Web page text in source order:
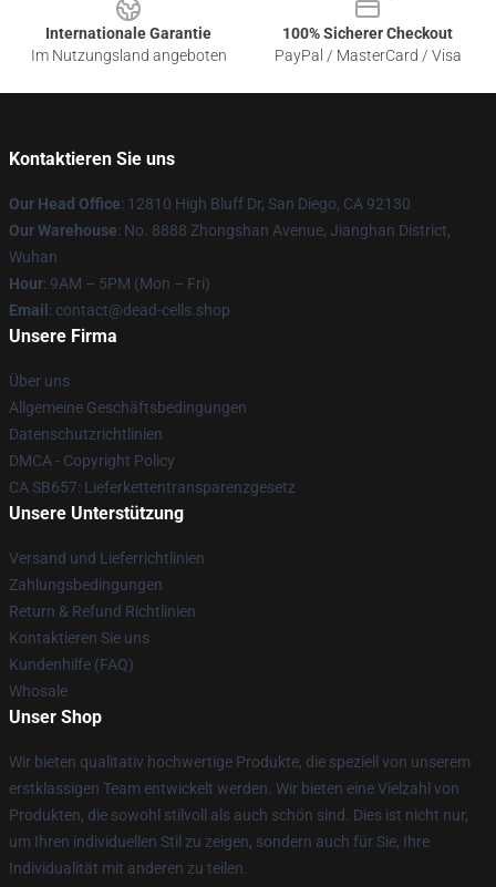
Internationale Garantie
Im Nutzungsland angeboten
100% Sicherer Checkout
PayPal / MasterCard / Visa
Kontaktieren Sie uns
Our Head Office: 12810 High Bluff Dr, San Diego, CA 92130
Our Warehouse: No. 8888 Zhongshan Avenue, Jianghan District,
Wuhan
Hour: 9AM – 5PM (Mon – Fri)
Email : contact@dead-cells.shop
Unsere Firma
Über uns
Allgemeine Geschäftsbedingungen
Datenschutzrichtlinien
DMCA - Copyright Policy
CA SB657: Lieferkettentransparenzgesetz
Unsere Unterstützung
Versand und Lieferrichtlinien
Zahlungsbedingungen
Return & Refund Richtlinien
Kontaktieren Sie uns
Kundenhilfe (FAQ)
Whosale
Unser Shop
Wir bieten qualitativ hochwertige Produkte, die speziell von unserem
erstklassigen Team entwickelt werden. Wir bieten eine Vielzahl von
Produkten, die sowohl stilvoll als auch schön sind. Dies ist nicht nur,
um Ihren individuellen Stil zu zeigen, sondern auch für Sie, Ihre
Individualität mit anderen zu teilen.